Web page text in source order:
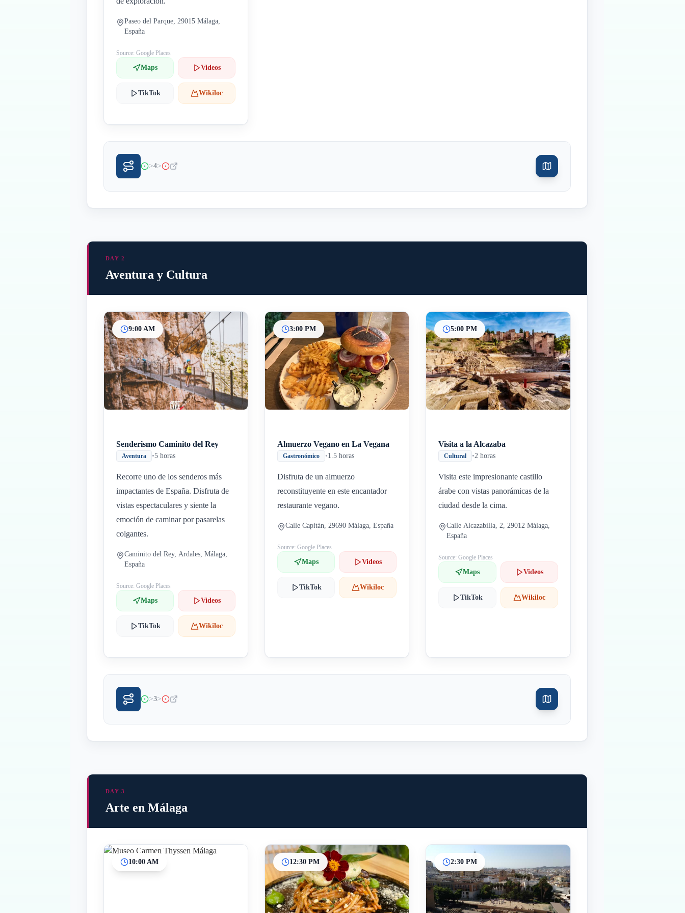
Paseo del Parque, 29015 Málaga,
España
Source: Google Places
Maps Videos
TikTok Wikiloc
>4>
InicioParadas intermedias
Final
DAY 2
Aventura y Cultura
9:00 AM
Senderismo Caminito del Rey
Aventura •5 horas
Recorre uno de los senderos más
impactantes de España. Disfruta de
vistas espectaculares y siente la
emoción de caminar por pasarelas
colgantes.
Caminito del Rey, Ardales, Málaga,
España
Source: Google Places
Maps Videos
TikTok Wikiloc
3:00 PM
Almuerzo Vegano en La Vegana
Gastronómico •1.5 horas
Disfruta de un almuerzo
reconstituyente en este encantador
restaurante vegano.
Calle Capitán, 29690 Málaga, España
Source: Google Places
Maps Videos
TikTok Wikiloc
5:00 PM
Visita a la Alcazaba
Cultural •2 horas
Visita este impresionante castillo
árabe con vistas panorámicas de la
ciudad desde la cima.
Calle Alcazabilla, 2, 29012 Málaga,
España
Source: Google Places
Maps Videos
TikTok Wikiloc
>3>
InicioParadas intermedias
Final
DAY 3
Arte en Málaga
10:00 AM 12:30 PM 2:30 PM